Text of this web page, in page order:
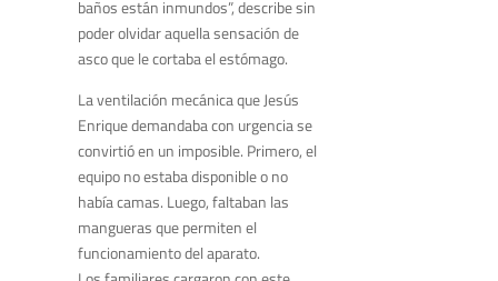
baños están inmundos”, describe sin
poder olvidar aquella sensación de
asco que le cortaba el estómago.
La ventilación mecánica que Jesús
Enrique demandaba con urgencia se
convirtió en un imposible. Primero, el
equipo no estaba disponible o no
había camas. Luego, faltaban las
mangueras que permiten el
funcionamiento del aparato.